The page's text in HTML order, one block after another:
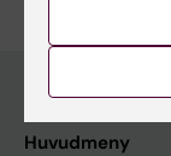
Huvudmeny